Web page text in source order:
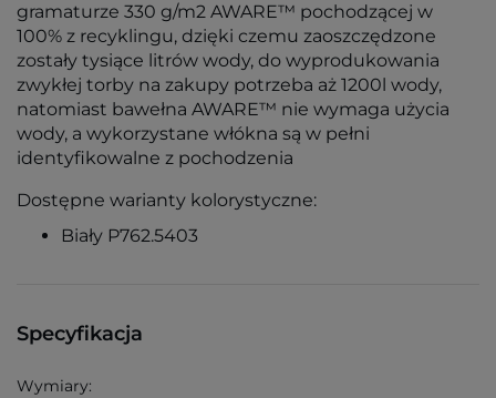
gramaturze 330 g/m2 AWARE™ pochodzącej w
100% z recyklingu, dzięki czemu zaoszczędzone
zostały tysiące litrów wody, do wyprodukowania
zwykłej torby na zakupy potrzeba aż 1200l wody,
natomiast bawełna AWARE™ nie wymaga użycia
wody, a wykorzystane włókna są w pełni
identyfikowalne z pochodzenia
Dostępne warianty kolorystyczne:
Biały P762.5403
Specyfikacja
Wymiary: